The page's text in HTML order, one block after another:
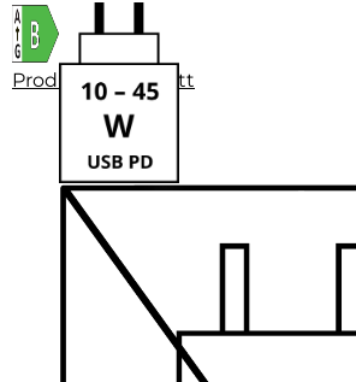
Produktdatenblatt